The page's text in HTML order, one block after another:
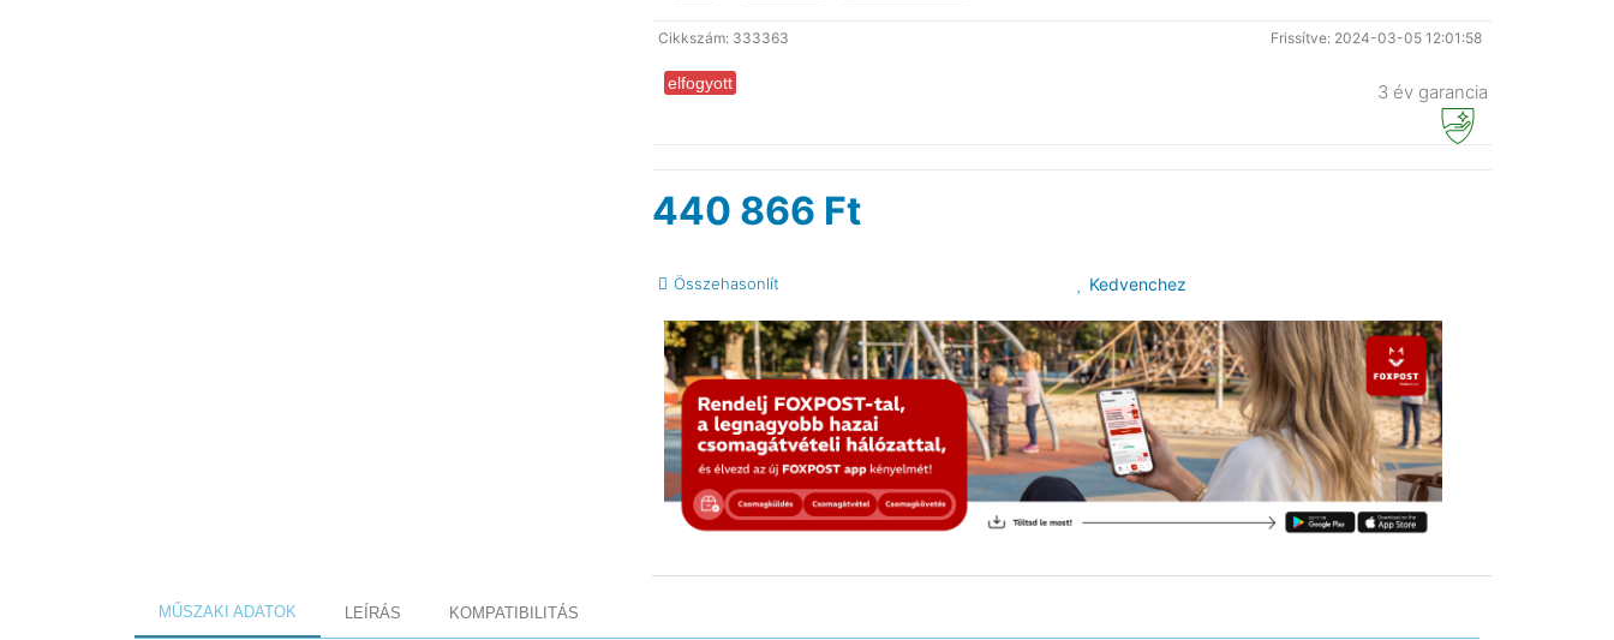
Cikkszám: 333363 Frissítve: 2024-03-05 12:01:58
elfogyott 3 év garancia
440 866 Ft
Összehasonlít Kedvenchez
MŰSZAKI ADATOK LEÍRÁS KOMPATIBILITÁS